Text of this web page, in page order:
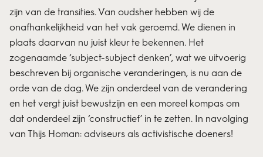
zijn van de transities. Van oudsher hebben wij de
onafhankelijkheid van het vak geroemd. We dienen in
plaats daarvan nu juist kleur te bekennen. Het
zogenaamde ‘subject-subject denken’, wat we uitvoerig
beschreven bij organische veranderingen, is nu aan de
orde van de dag. We zijn onderdeel van de verandering
en het vergt juist bewustzijn en een moreel kompas om
dat onderdeel zijn ‘constructief’ in te zetten. In navolging
van Thijs Homan: adviseurs als activistische doeners!